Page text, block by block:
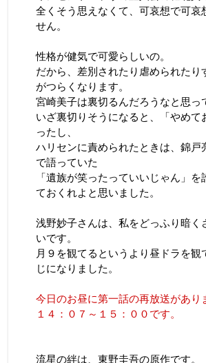
全くそう思えなくて、可哀想で可哀
せん。
性格が健気で可愛らしいの。
だから、差別されたり虐められたり
がつらくなります。
宮崎美子は裏切るんだろうなと思っ
いざ裏切りそうになると、「やめて
ったし、
ハリセンに責められたときは、錦戸
で語っていた
「遺族が笑ったっていいじゃん」
ておくれよと思いました。
浅野妙子さんは、私をどっふり暗く
いです。
月９を観てるというより昼ドラを観
じになりました。
今日のお昼に第一話の再放送があり
１４：０７～１５：００です。
流星の絆は、東野圭吾の原作です。